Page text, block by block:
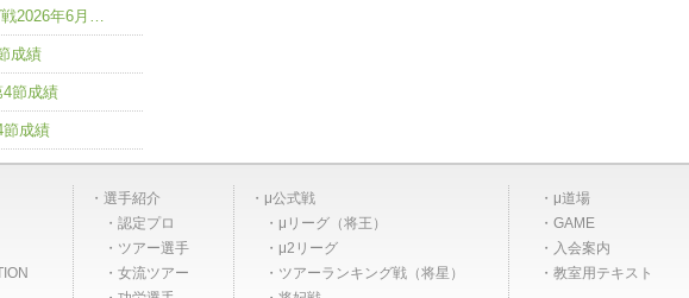
2026年6月…
成績
節成績
節成績
選手紹介
認定プロ
ツアー選手
女流ツアー
μ公式戦
μリーグ（将王）
μ2リーグ
ツアーランキング戦（将星）
μ道場
GAME
入会案内
教室用テキスト